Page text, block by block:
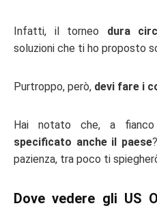
Infatti, il torneo dura
soluzioni che ti ho proposto
Purtroppo, però, devi fare i
Hai notato che, a
specificato anche il paese
pazienza, tra poco ti
Dove vedere gli US